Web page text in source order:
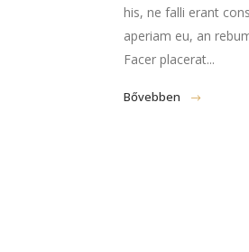
his, ne falli erant
aperiam eu, an
Facer placerat...
Bővebben